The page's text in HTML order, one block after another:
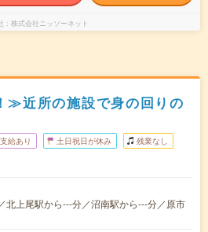
株式会社ニッソーネット
≫近所の施設で身の回りの
給あり 土日祝日が休み 残業なし
北上尾駅から---分／沼南駅から---分／原市